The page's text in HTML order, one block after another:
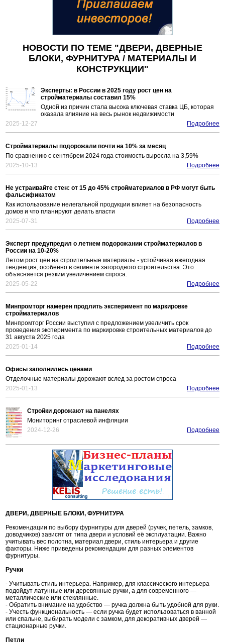
НОВОСТИ ПО ТЕМЕ "ДВЕРИ, ДВЕРНЫЕ
БЛОКИ, ФУРНИТУРА / МАТЕРИАЛЫ И
КОНСТРУКЦИИ"
Эксперты: в России в 2025 году рост цен на
стройматериалы составил 15%
Одной из причин стала высока ключевая ставка ЦБ, которая
оказала влияние на весь рынок недвижимости
2025-12-27
Подробнее
Стройматериалы подорожали почти на 10% за месяц
По сравнению с сентябрем 2024 года стоимость выросла на 3,59%
2025-10-13
Подробнее
Не устраивайте стен: от 15 до 45% стройматериалов в РФ могут быть
фальсификатом
Как использование нелегальной продукции влияет на безопасность
домов и что планируют делать власти
2025-07-31
Подробнее
Эксперт предупредил о летнем подорожании стройматериалов в
России на 10-20%
Летом рост цен на строительные материалы - устойчивая ежегодная
тенденция, особенно в сегменте загородного строительства. Это
объясняется резким увеличением спроса.
2025-05-22
Подробнее
Минпромторг намерен продлить эксперимент по маркировке
стройматериалов
Минпромторг России выступил с предложением увеличить срок
проведения эксперимента по маркировке строительных материалов до
31 августа 2025 года
2025-01-14
Подробнее
Офисы заполнились ценами
Отделочные материалы дорожают вслед за ростом спроса
2025-01-13
Подробнее
Стройки дорожают на панелях
Мониторинг отраслевой инфляции
2024-12-26
Подробнее
ДВЕРИ, ДВЕРНЫЕ БЛОКИ, ФУРНИТУРА
Рекомендации по выбору фурнитуры для дверей (ручек, петель, замков,
доводчиков) зависят от типа двери и условий её эксплуатации. Важно
учитывать вес полотна, материал двери, стиль интерьера и другие
факторы. Ниже приведены рекомендации для разных элементов
фурнитуры.
Ручки
- Учитывать стиль интерьера. Например, для классического интерьера
подойдут латунные или деревянные ручки, а для современного —
металлические или стеклянные.
- Обратить внимание на удобство — ручка должна быть удобной для руки.
- Учесть функциональность — если ручка будет использоваться в ванной
или спальне, выбирать модели с замком, для декоративных дверей —
стационарные ручки.
Петли